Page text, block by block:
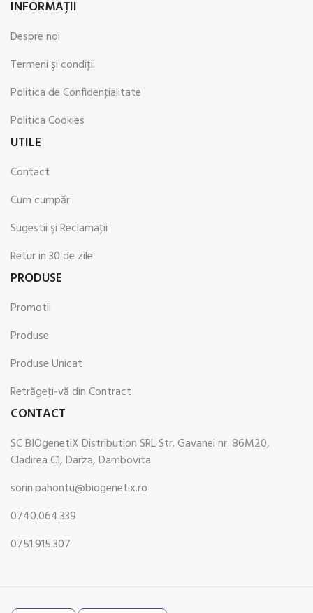
INFORMAŢII
Despre noi
Termeni şi condiţii
Politica de Confidenţialitate
Politica Cookies
UTILE
Contact
Cum cumpăr
Sugestii şi Reclamaţii
Retur in 30 de zile
PRODUSE
Promotii
Produse
Produse Unicat
Retrăgeți-vă din Contract
CONTACT
SC BIOgenetiX Distribution SRL Str. Gavanei nr. 86M20,
Cladirea C1, Darza, Dambovita
sorin.pahontu@biogenetix.ro
0740.064.339
0751.915.307